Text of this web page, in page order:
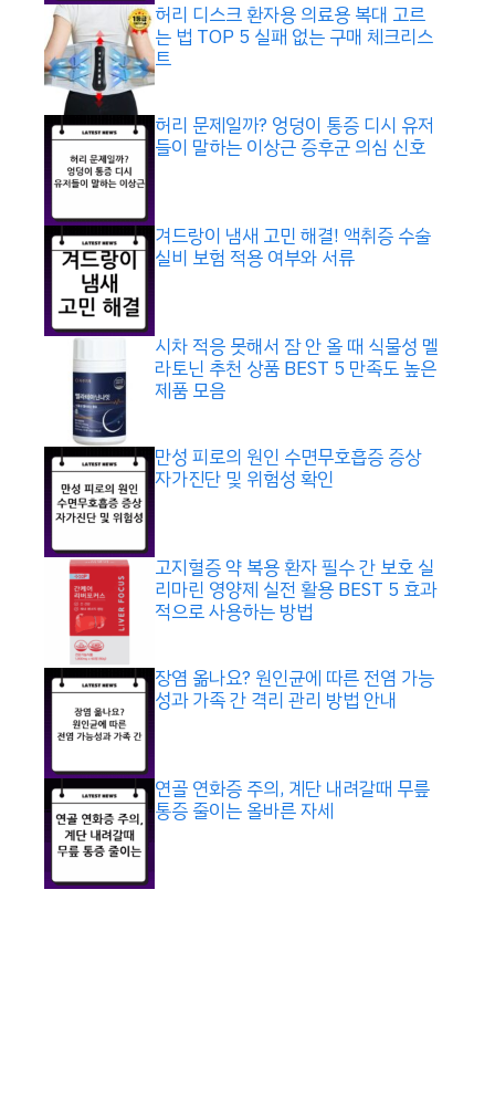
허리 디스크 환자용 의료용 복대 고르
는 법 TOP 5 실패 없는 구매 체크리스
트
허리 문제일까? 엉덩이 통증 디시 유저
들이 말하는 이상근 증후군 의심 신호
겨드랑이 냄새 고민 해결! 액취증 수술
실비 보험 적용 여부와 서류
시차 적응 못해서 잠 안 올 때 식물성 멜
라토닌 추천 상품 BEST 5 만족도 높은
제품 모음
만성 피로의 원인 수면무호흡증 증상
자가진단 및 위험성 확인
고지혈증 약 복용 환자 필수 간 보호 실
리마린 영양제 실전 활용 BEST 5 효과
적으로 사용하는 방법
장염 옮나요? 원인균에 따른 전염 가능
성과 가족 간 격리 관리 방법 안내
연골 연화증 주의, 계단 내려갈때 무릎
통증 줄이는 올바른 자세